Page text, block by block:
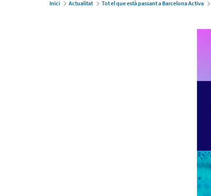
Inici Actualitat Tot el que està passant a Barcelona Activa